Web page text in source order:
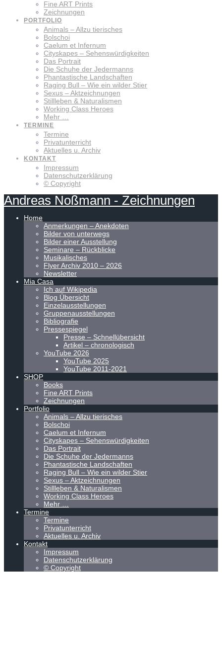
Fine ART Prints
Zeichnungen
PORTFOLIO
Animals – Allzu tierisches
Bolschoi
Caelum et Infernum
Cityskapes – Sehenswürdigkeiten
Das Portrait
Die Schuhe der Jedermanns
Phantastische Landschaften
Raging Bull – Wie ein wilder Stier
Sexus – Aktzeichnungen
Stillleben & Naturalismen
Working Class Heroes
Mehr …
TERMINE
Termine
Privatunterricht
Aktuelles u. Archiv
KONTAKT
Impressum
Datenschutzerklärung
© Copyright
Andreas Noßmann - Zeichnungen
Home
Anmerkungen – Anekdoten
Bilder von unterwegs
Bilder einer Ausstellung
Seminare – Rückblicke
Musikalisches
Flyer Archiv 2010 – 2026
Newsletter
Mia Casa
Ich auf Wikipedia
Blog Übersicht
Einzelausstellungen
Gruppenausstellungen
Bibliografie
Pressespiegel
Presse – Schnellübersicht
Artikel – chronologisch
YouTube 2026
YouTube 2025
YouTube 2011-2021
SHOP
Books
Fine ART Prints
Zeichnungen
Portfolio
Animals – Allzu tierisches
Bolschoi
Caelum et Infernum
Cityskapes – Sehenswürdigkeiten
Das Portrait
Die Schuhe der Jedermanns
Phantastische Landschaften
Raging Bull – Wie ein wilder Stier
Sexus – Aktzeichnungen
Stillleben & Naturalismen
Working Class Heroes
Mehr …
Termine
Termine
Privatunterricht
Aktuelles u. Archiv
Kontakt
Impressum
Datenschutzerklärung
© Copyright